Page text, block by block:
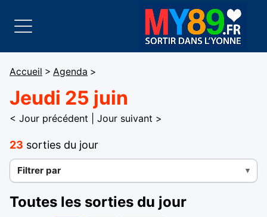
Accueil > Agenda >
Jeudi 25 juin
< Jour précédent Jour suivant >
23 sorties du jour
Filtrer par
Toutes les sorties du jour